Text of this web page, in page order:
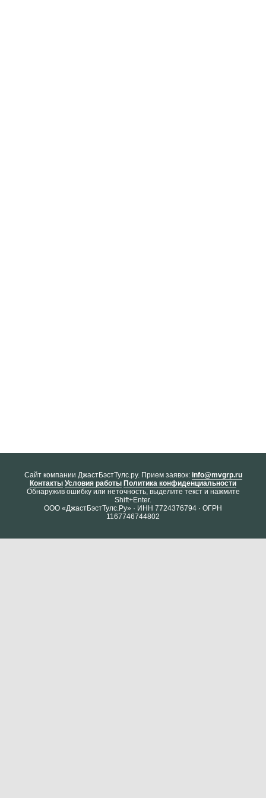
Cайт компании ДжастБэстТулс.ру. Прием заявок: info@mvgrp.ru
Контакты Условия работы Политика конфиденциальности
Обнаружив ошибку или неточность, выделите текст и нажмите
Shift+Enter.
ООО «ДжастБэстТулс.Ру» · ИНН 7724376794 · ОГРН
1167746744802